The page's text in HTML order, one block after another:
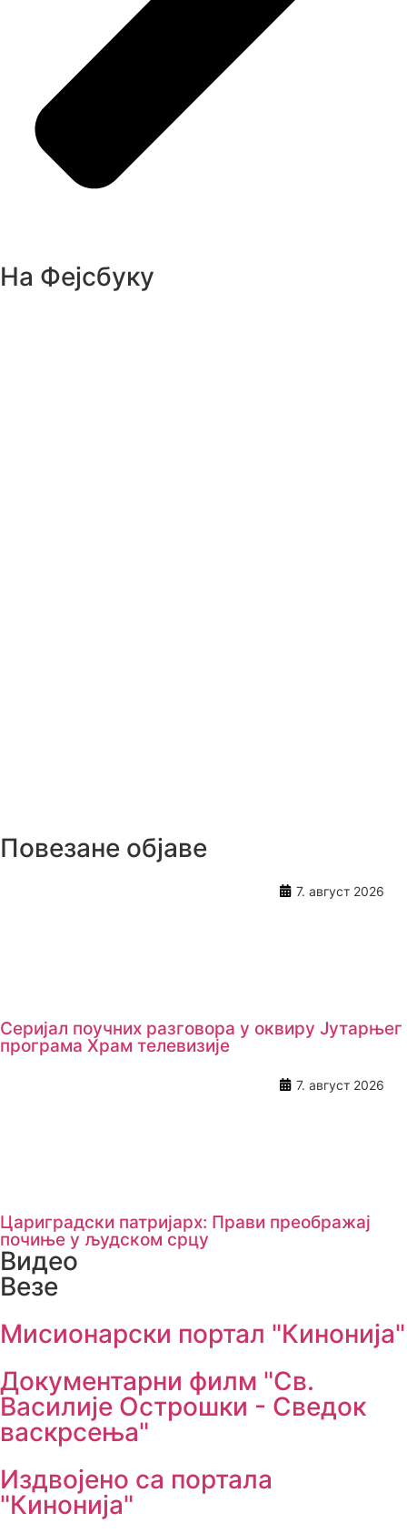
На Фејсбуку
Повезане објаве
Серијал поучних разговора у оквиру Јутарњег
програма Храм телевизије
7. август 2026
Цариградски патријарх: Прави преображај
почиње у људском срцу
7. август 2026
Видео
Везе
Мисионарски портал "Кинонија"
Документарни филм "Св.
Василије Острошки - Сведок
васкрсења"
Издвојено са портала
"Кинонија"